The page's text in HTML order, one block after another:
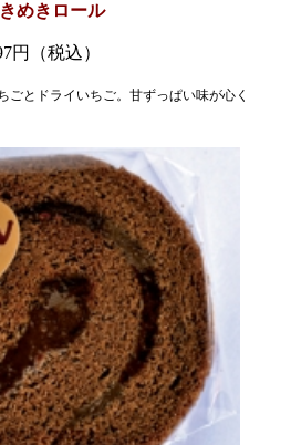
めきロール
円（税込）
ごとドライいちご。甘ずっぱい味が心く